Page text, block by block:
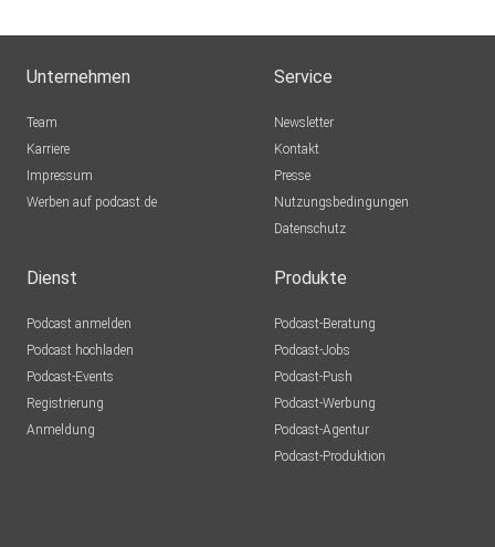
Unternehmen
Team
Karriere
Impressum
Werben auf podcast.de
Service
Newsletter
Kontakt
Presse
Nutzungsbedingungen
Datenschutz
Dienst
Podcast anmelden
Podcast hochladen
Podcast-Events
Registrierung
Anmeldung
Produkte
Podcast-Beratung
Podcast-Jobs
Podcast-Push
Podcast-Werbung
Podcast-Agentur
Podcast-Produktion